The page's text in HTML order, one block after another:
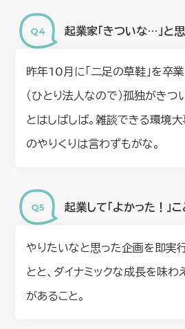
起業家「きついな…」と
昨年10月に「二足の草鞋」を卒業
（ひとり法人なので）孤独がきつ
とはしばしば。雑談できる環境大
のやりくりは言わずもがな。
起業して「よかった！」
やりたいなと思った企画を即実
とと、ダイナミックな成長を味わ
があること。